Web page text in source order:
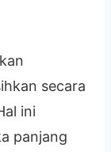
secara
ini
panjang